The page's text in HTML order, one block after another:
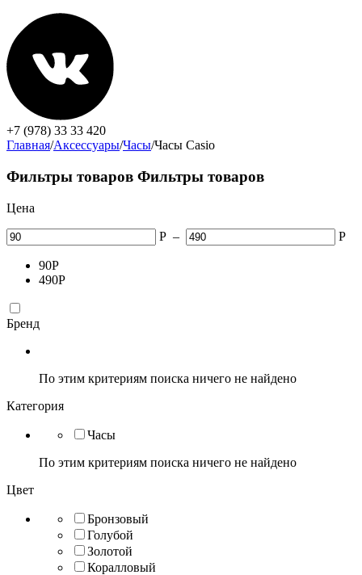
+7 (978) 33 33 420
Главная/Аксессуары/Часы/Часы Casio
Фильтры товаров Фильтры товаров
Цена
Р – Р
90Р
490Р
Бренд
По этим критериям поиска ничего не найдено
Категория
Часы
По этим критериям поиска ничего не найдено
Цвет
Бронзовый
Голубой
Золотой
Коралловый